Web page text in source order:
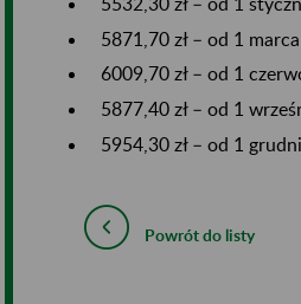
5871,70 zł – od 1
6009,70 zł – od 1
5877,40 zł – od 1
5954,30 zł – od 1
Powrót do listy